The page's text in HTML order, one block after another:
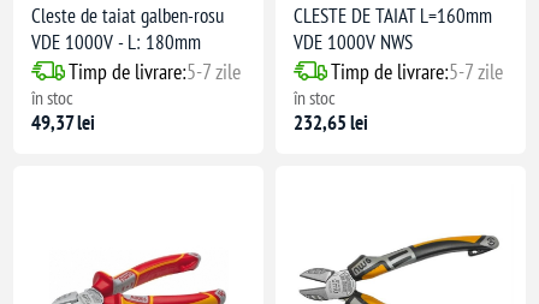
Cleste de taiat galben-rosu
VDE 1000V - L: 180mm
Timp de livrare:5-7 zile
în stoc
49,37 lei
CLESTE DE TAIAT L=160mm
VDE 1000V NWS
Timp de livrare:5-7 zile
în stoc
232,65 lei